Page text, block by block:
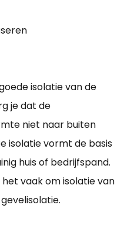
isolatie van de
je dat de
niet naar buiten
isolatie vormt de basis
huis of bedrijfspand.
vaak om isolatie van